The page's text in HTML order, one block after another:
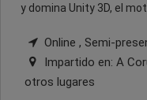
y domina Unity 3D, el
Online , Semi-
Impartido en: A
otros lugares